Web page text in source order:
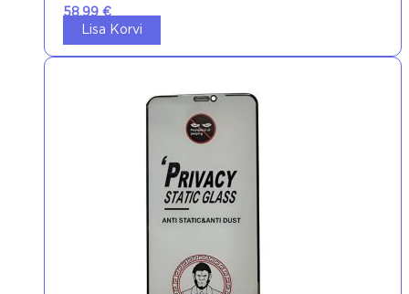
58,99 €
Lisa Korvi